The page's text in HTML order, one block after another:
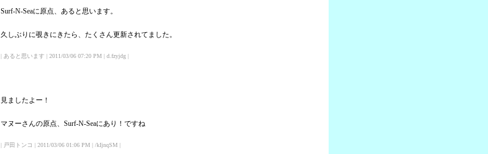
Surf-N-Seaに原点、あると思います。
久しぶりに覗きにきたら、たくさん更新されてました。
| あると思います | 2011/03/06 07:20 PM | d.fzyjdg |
見ましたよー！
マヌーさんの原点、Surf-N-Seaにあり！ですね
| 戸田トンコ | 2011/03/06 01:06 PM | /kIjnqSM |